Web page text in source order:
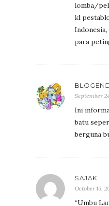
lomba/
kl
para
September
Ini
batu
berguna
SAJAK
October 15,
“Umbu